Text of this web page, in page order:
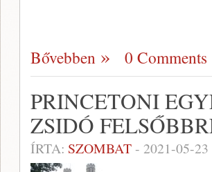
Bővebben 0 Comments
PRINCETONI
ZSIDÓ
ÍRTA: SZOMBAT- 2021-05-23